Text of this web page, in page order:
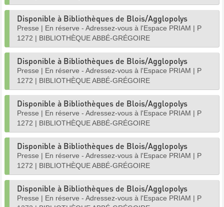
Disponible à Bibliothèques de Blois/Agglopolys
Presse | En réserve - Adressez-vous à l'Espace PRIAM | P
1272 | BIBLIOTHÈQUE ABBÉ-GRÉGOIRE
Disponible à Bibliothèques de Blois/Agglopolys
Presse | En réserve - Adressez-vous à l'Espace PRIAM | P
1272 | BIBLIOTHÈQUE ABBÉ-GRÉGOIRE
Disponible à Bibliothèques de Blois/Agglopolys
Presse | En réserve - Adressez-vous à l'Espace PRIAM | P
1272 | BIBLIOTHÈQUE ABBÉ-GRÉGOIRE
Disponible à Bibliothèques de Blois/Agglopolys
Presse | En réserve - Adressez-vous à l'Espace PRIAM | P
1272 | BIBLIOTHÈQUE ABBÉ-GRÉGOIRE
Disponible à Bibliothèques de Blois/Agglopolys
Presse | En réserve - Adressez-vous à l'Espace PRIAM | P